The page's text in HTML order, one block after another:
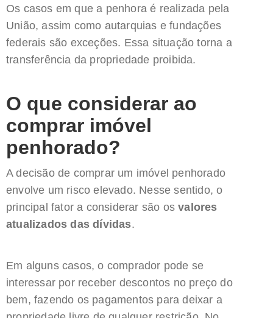
Os casos em que a penhora é realizada pela
União, assim como autarquias e fundações
federais são exceções. Essa situação torna a
transferência da propriedade proibida.
O que considerar ao
comprar imóvel
penhorado?
A decisão de comprar um imóvel penhorado
envolve um risco elevado. Nesse sentido, o
principal fator a considerar são osvalores
atualizados das dívidas.
Em alguns casos, o comprador pode se
interessar por receber descontos no preço do
bem, fazendo os pagamentos para deixar a